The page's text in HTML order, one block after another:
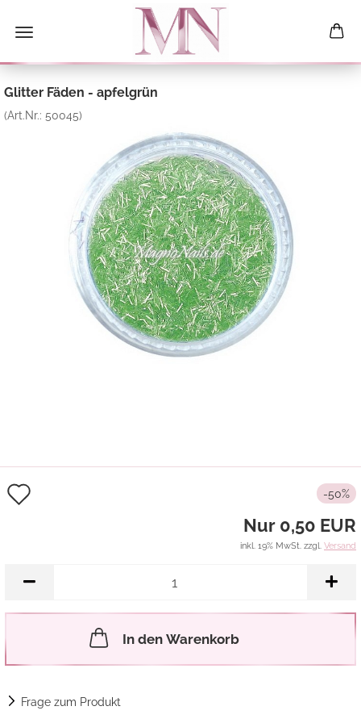
Glitter Fäden - apfelgrün
(Art.Nr.: 50045)
-50%
Nur 0,50 EUR
inkl. 19% MwSt. zzgl. Versand
In den Warenkorb
Frage zum Produkt